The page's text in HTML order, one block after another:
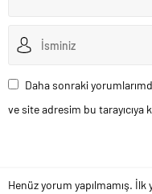
Daha sonraki
ve site adresim bu tarayıcıya
Henüz yorum yapılmamış. İlk